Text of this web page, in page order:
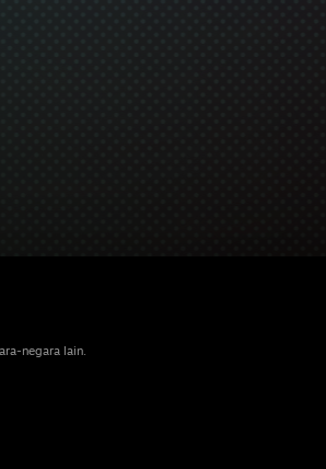
negara lain.